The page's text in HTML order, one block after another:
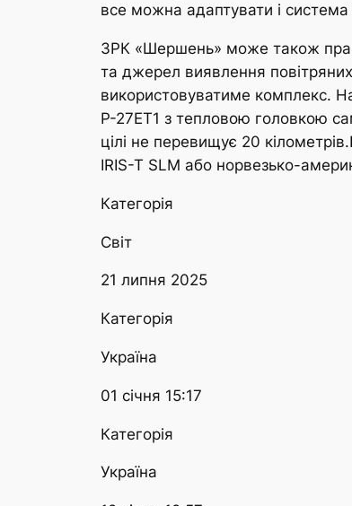
все можна адаптувати і
ЗРК «Шершень» може також
та джерел виявлення
використовуватиме комплекс.
Р-27ЕТ1 з тепловою головкою
цілі не перевищує 20
IRIS-T SLM або норвезько-
Категорія
Світ
21 липня 2025
Категорія
Україна
01 січня 15:17
Категорія
Україна